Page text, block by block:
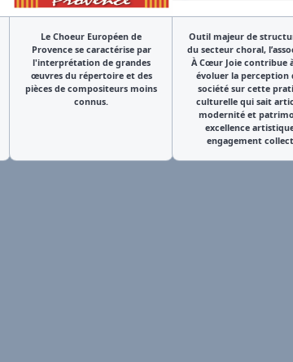
Le Choeur Européen de
Provence se caractérise par
l'interprétation de grandes
œuvres du répertoire et des
pièces de compositeurs moins
connus.
Outil majeur de
du secteur choral,
À Cœur Joie contribue
évoluer la perception
société sur cette
culturelle qui sait
modernité et
excellence
engagement